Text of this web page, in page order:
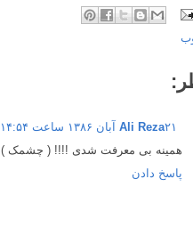
Ali Reza۲۱ آبان ۱۳۸۶ ساعت ۱۴:۵۴
همینه بی معرفت شدی !!!! ( چشمک )
پاسخ دادن